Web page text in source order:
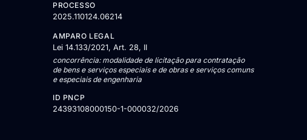
PROCESSO
2025.110124.06214
AMPARO LEGAL
Lei 14.133/2021, Art. 28, II
concorrência: modalidade de licitação para contratação
de bens e serviços especiais e de obras e serviços comuns
e especiais de engenharia
ID PNCP
24393108000150-1-000032/2026